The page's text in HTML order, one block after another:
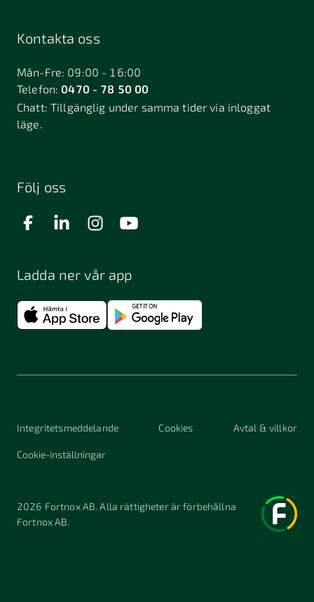
Kontakta oss
Mån-Fre: 09:00 - 16:00
Telefon:0470 - 78 50 00
Chatt:Tillgänglig under samma tider via inloggat
läge.
Följ oss
Ladda ner vår app
Integritetsmeddelande Cookies Avtal & villkor
Cookie-inställningar
2026 Fortnox AB. Alla rättigheter är förbehållna
Fortnox AB.